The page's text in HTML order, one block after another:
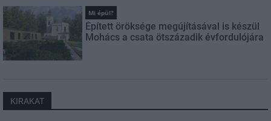
Mi épül?
Épített öröksége megújításával is készül
Mohács a csata ötszázadik évfordulójára
KIRAKAT